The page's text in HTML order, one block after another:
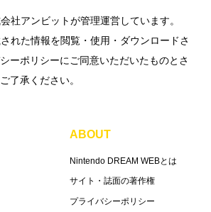
社アンビットが管理運営しています。
れた情報を閲覧・使用・ダウンロードさ
ーポリシーにご同意いただいたものとさ
了承ください。
ABOUT
Nintendo DREAM WEBとは
サイト・誌面の著作権
プライバシーポリシー